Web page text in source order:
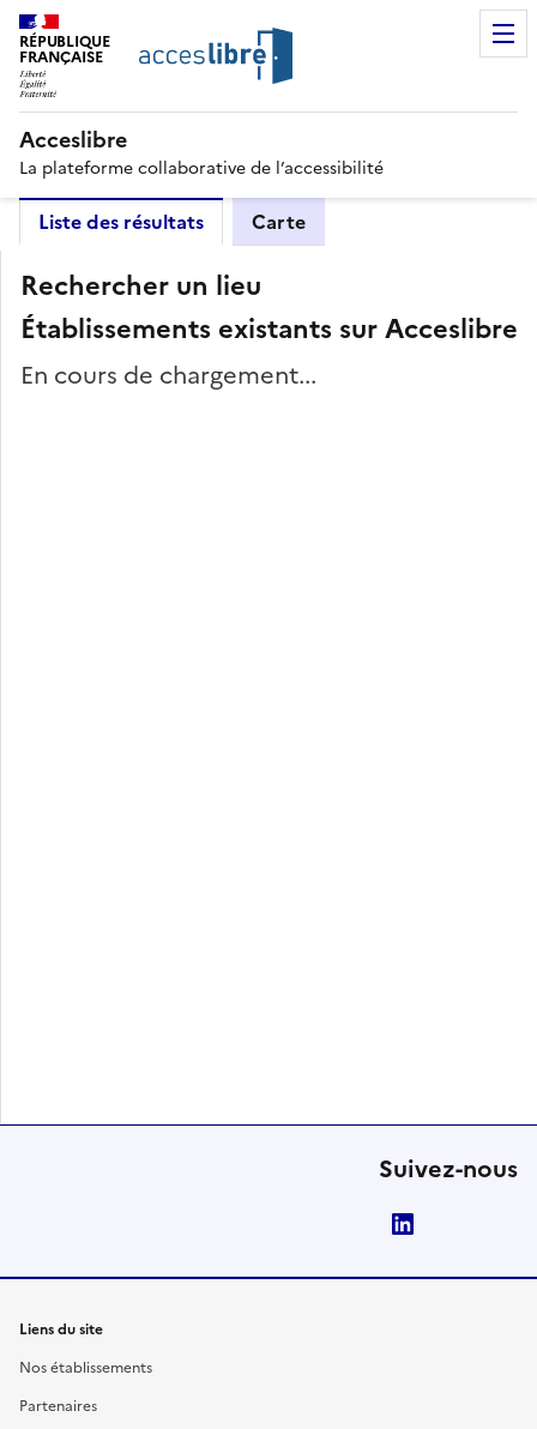
RÉPUBLIQUE
FRANÇAISE
Acceslibre
La plateforme collaborative de l’accessibilité
Liste des résultats Carte
Rechercher un lieu
Établissements existants sur Acceslibre
En cours de chargement...
Suivez-nous
Liens du site
Nos établissements
Partenaires